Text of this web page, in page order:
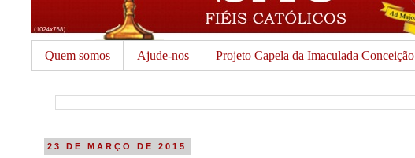
Quem somos Ajude-nos Projeto Capela da Imaculada Conceição
23 DE MARÇO DE 2015